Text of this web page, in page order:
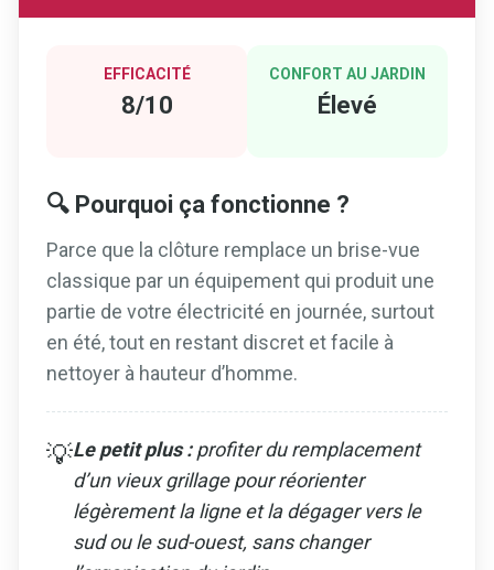
EFFICACITÉ
8/10
CONFORT AU JARDIN
Élevé
🔍 Pourquoi ça fonctionne ?
Parce que la clôture remplace un brise-vue
classique par un équipement qui produit une
partie de votre électricité en journée, surtout
en été, tout en restant discret et facile à
nettoyer à hauteur d’homme.
💡Le petit plus :profiter du remplacement
d’un vieux grillage pour réorienter
légèrement la ligne et la dégager vers le
sud ou le sud-ouest, sans changer